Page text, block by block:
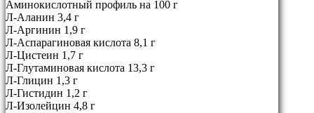
Аминокислотный профиль на 100 г
Л-Аланин 3,4 г
Л-Аргинин 1,9 г
Л-Аспарагиновая кислота 8,1 г
Л-Цистеин 1,7 г
Л-Глутаминовая кислота 13,3 г
Л-Глицин 1,3 г
Л-Гистидин 1,2 г
Л-Изолейцин 4,8 г